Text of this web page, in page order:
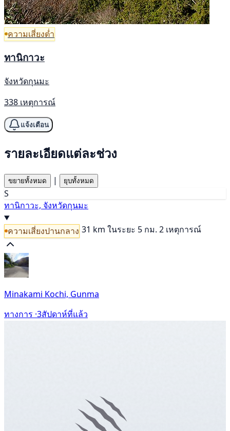
ความเสี่ยงต่ำ
ทานิกาวะ
จังหวัดกุนมะ
338 เหตุการณ์
แจ้งเตือน
รายละเอียดแต่ละช่วง
ขยายทั้งหมด | ยุบทั้งหมด
S
ทานิกาวะ, จังหวัดกุนมะ
ความเสี่ยงปานกลาง 31 km ในระยะ 5 กม. 2 เหตุการณ์
Minakami Kochi, Gunma
ทางการ ·3สัปดาห์ที่แล้ว